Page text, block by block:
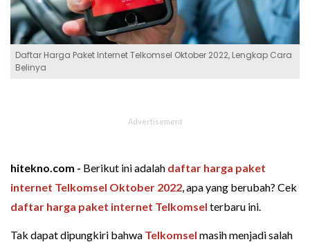
Daftar Harga Paket Internet Telkomsel Oktober 2022, Lengkap Cara
Belinya
hitekno.com - Berikut ini adalah daftar harga paket
internet Telkomsel Oktober 2022, apa yang berubah? Cek
daftar harga paket internet Telkomsel terbaru ini.
Tak dapat dipungkiri bahwa Telkomsel masih menjadi salah